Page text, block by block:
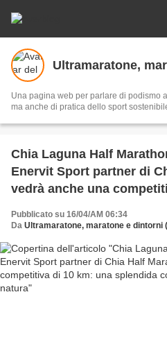
Ultramaratone,
Una pagina web per parlare di podismo
ma anche di pratica dello sport
Chia Laguna Half
Enervit Sport partner di
vedrà anche una
natura
Pubblicato su 16/04/AM 06:34
Da Ultramaratone, maratone e dintorni